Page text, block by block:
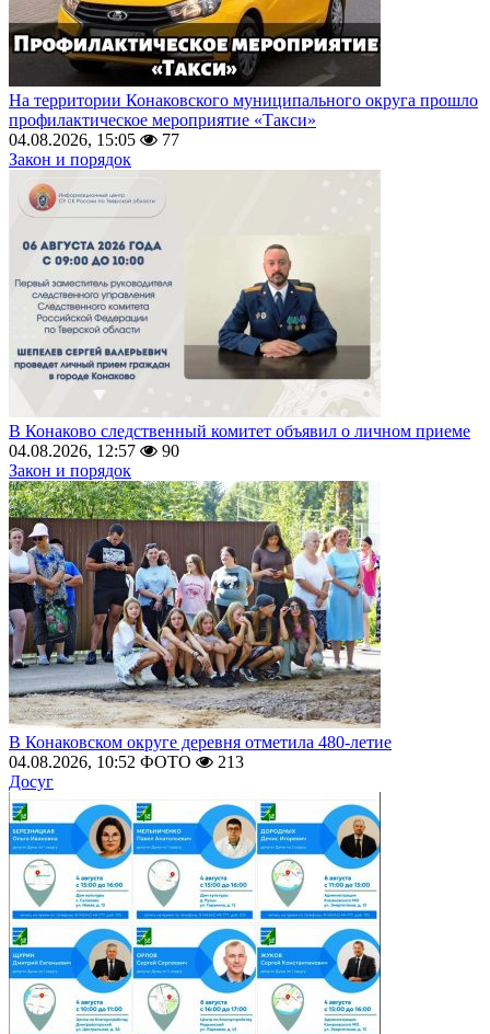
На территории Конаковского муниципального округа прошло
профилактическое мероприятие «Такси»
04.08.2026, 15:05
77
Закон и порядок
В Конаково следственный комитет объявил о личном приеме
04.08.2026, 12:57
90
Закон и порядок
В Конаковском округе деревня отметила 480-летие
04.08.2026, 10:52 ФОТО
213
Досуг